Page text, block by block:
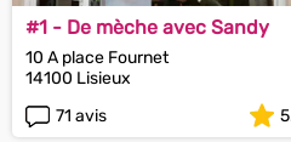
#1 - De mèche avec Sandy
10 A place Fournet
14100 Lisieux
71 avis